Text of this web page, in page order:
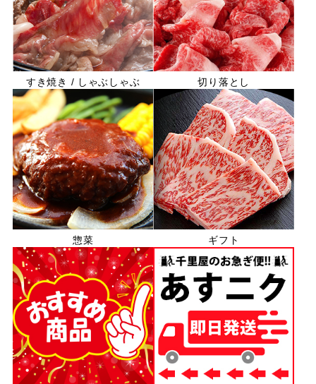
すき焼き / しゃぶしゃぶ 切り落とし
惣菜 ギフト